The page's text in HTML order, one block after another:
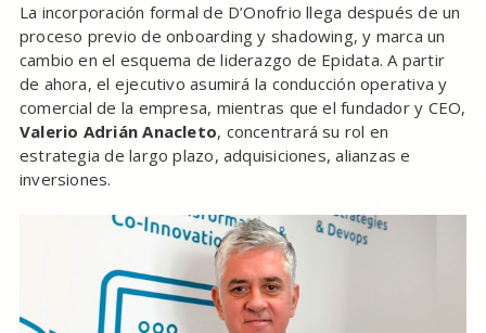
La incorporación formal de D’Onofrio llega después de un
proceso previo de onboarding y shadowing, y marca un
cambio en el esquema de liderazgo de Epidata. A partir
de ahora, el ejecutivo asumirá la conducción operativa y
comercial de la empresa, mientras que el fundador y CEO,
Valerio Adrián Anacleto, concentrará su rol en
estrategia de largo plazo, adquisiciones, alianzas e
inversiones.